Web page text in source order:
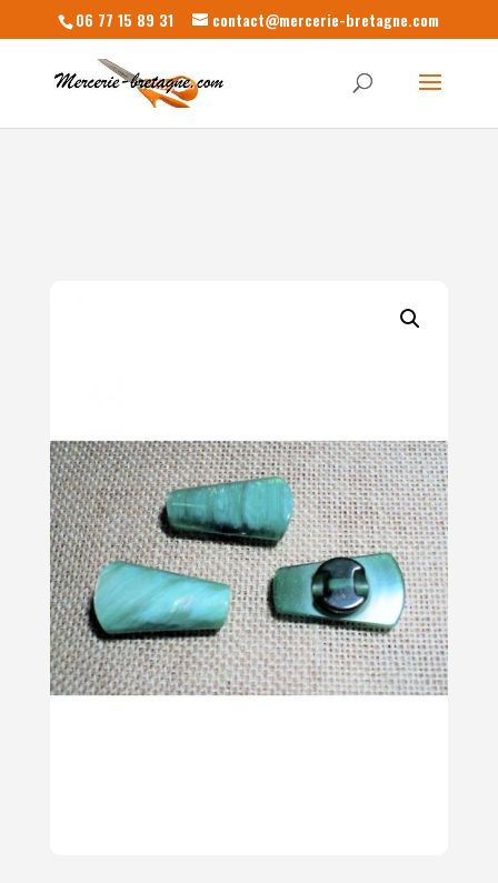
06 77 15 89 31 contact@mercerie-bretagne.com